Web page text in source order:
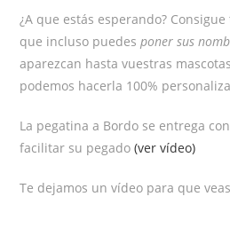
¿A que estás esperando?
que incluso puedesponer sus
aparezcan hasta vuestras
podemos hacerla 100%
La pegatina a Bordo se entrega
facilitar su pegado(ver vídeo)
Te dejamos un vídeo para que